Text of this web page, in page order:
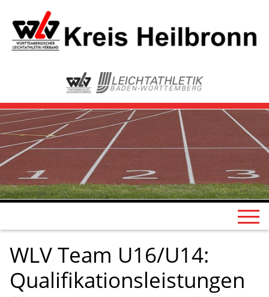
WLV Team U16/U14:
Qualifikationsleistungen